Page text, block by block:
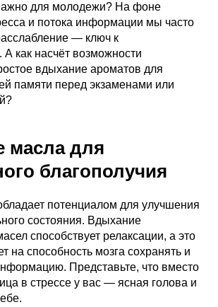
для молодежи? На фоне
и потока информации мы часто
— ключ к
А как насчёт возможности
вдыхание ароматов для
памяти перед экзаменами или
для
благополучия
потенциалом для улучшения
состояния. Вдыхание
способствует релаксации, а это
на способность мозга сохранять и
Представьте, что вместо
в стрессе у вас — ясная голова и